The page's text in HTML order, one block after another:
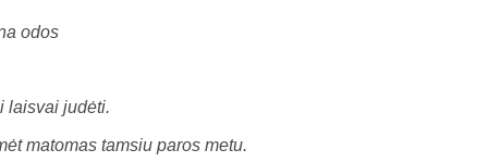
odos
laisvai judėti.
matomas tamsiu paros metu.